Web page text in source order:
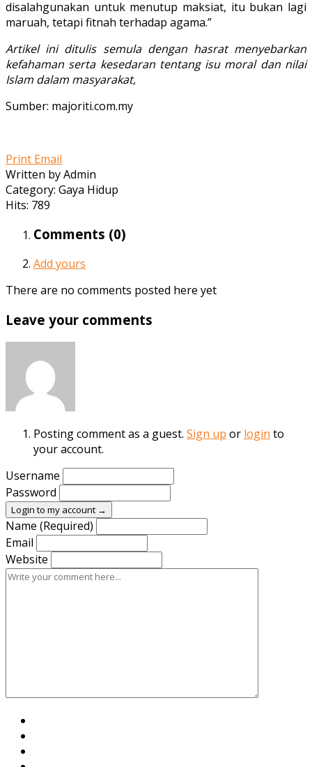
disalahgunakan untuk menutup maksiat, itu bukan lagi
maruah, tetapi fitnah terhadap agama.”
Artikel ini ditulis semula dengan hasrat menyebarkan
kefahaman serta kesedaran tentang isu moral dan nilai
Islam dalam masyarakat,
Sumber: majoriti.com.my
Print Email
Written by Admin
Category: Gaya Hidup
Hits: 789
Comments (0)
Add yours
There are no comments posted here yet
Leave your comments
Posting comment as a guest. Sign up or login to
your account.
Username
Password
Login to my account →
Name (Required)
Email
Website